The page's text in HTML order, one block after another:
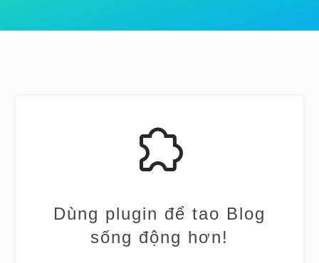
Dùng plugin để tao Blog
sống động hơn!